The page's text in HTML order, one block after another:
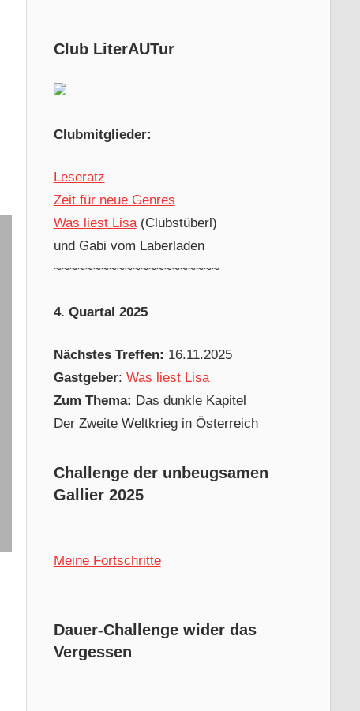
Club LiterAUTur
Clubmitglieder:
Leseratz
Zeit für neue Genres
Was liest Lisa(Clubstüberl)
und Gabi vom Laberladen
~~~~~~~~~~~~~~~~~~~~~
4. Quartal 2025
Nächstes Treffen: 16.11.2025
Gastgeber: Was liest Lisa
Zum Thema: Das dunkle Kapitel
Der Zweite Weltkrieg in Österreich
Challenge der unbeugsamen
Gallier 2025
Meine Fortschritte
Dauer-Challenge wider das
Vergessen